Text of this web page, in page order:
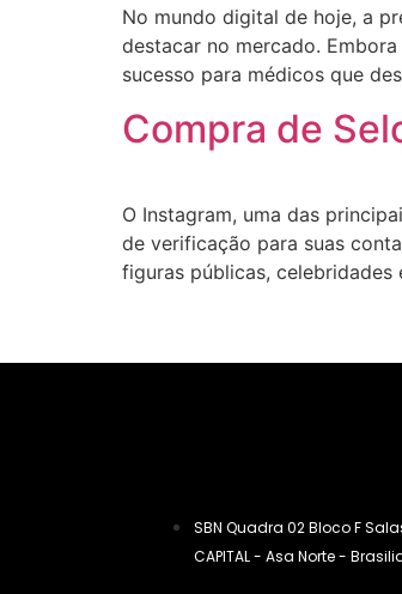
No mundo digital de hoje, a
destacar no mercado.
sucesso para médicos que
Compra de
O Instagram, uma das
de verificação para suas
figuras públicas,
SBN Quadra 02 Bloco F
CAPITAL - Asa Norte -